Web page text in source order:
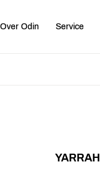
Over Odin Service
YARRAH